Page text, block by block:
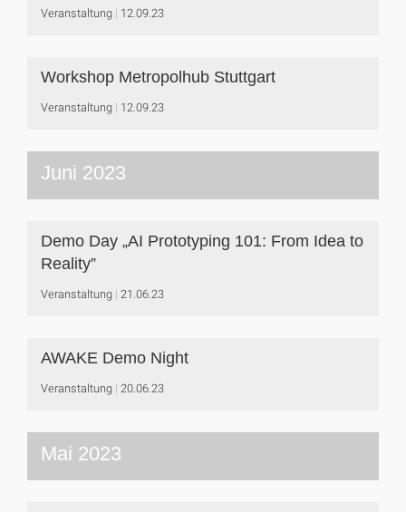
Veranstaltung 12.09.23
Workshop Metropolhub Stuttgart
Veranstaltung 12.09.23
Juni 2023
Demo Day „AI Prototyping 101: From Idea to
Reality”
Veranstaltung 21.06.23
AWAKE Demo Night
Veranstaltung 20.06.23
Mai 2023